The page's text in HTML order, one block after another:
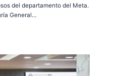
del departamento del Meta.
General…